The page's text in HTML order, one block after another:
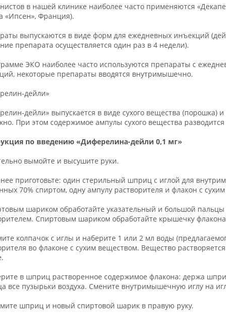
в нашей клинике наиболее часто применяются
«Ипсен», Франция).
выпускаются в виде форм для ежедневных инъекций
препарата осуществляется один раз в 4 недели).
ЭКО наиболее часто используются препараты с
некоторые препараты вводятся внутримышечно.
дейли»
дейли» выпускается в виде сухого вещества (порошка)
При этом содержимое ампулы сухого вещества
по введению «Диферелина-дейли 0,1 мг»
вымойте и высушите руки.
приготовьте: один стерильный шприц с иглой для
70% спиртом, одну ампулу растворителя и флакон с
шариком обработайте указательный и большой
Спиртовым шариком обработайте крышечку флакона
колпачок с иглы и наберите 1 или 2 мл воды
во флаконе с сухим веществом. Вещество
в шприц растворенное содержимое флакона: держа
все пузырьки воздуха. Смените внутримышечную иглу на
шприц и новый спиртовой шарик в правую руку.